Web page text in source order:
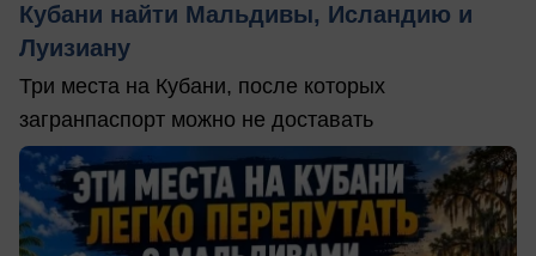
Кубани найти Мальдивы, Исландию и
Луизиану
Три места на Кубани, после которых
загранпаспорт можно не доставать